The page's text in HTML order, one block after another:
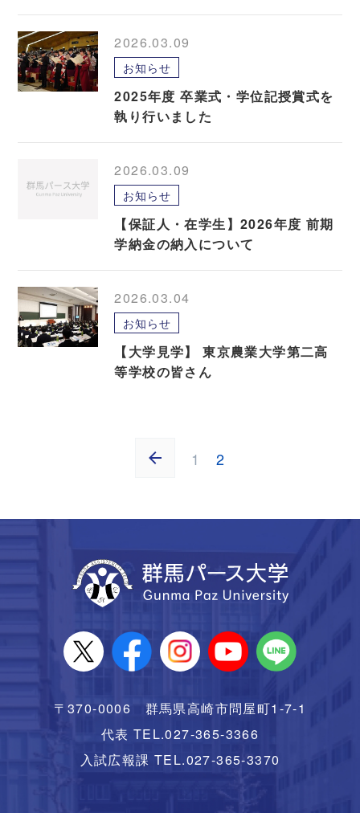
2026.03.09
お知らせ
2025年度 卒業式・学位記授賞式を
執り行いました
2026.03.09
お知らせ
【保証人・在学生】2026年度 前期
学納金の納入について
2026.03.04
お知らせ
【大学見学】 東京農業大学第二高
等学校の皆さん
1 2
〒370-0006 群馬県高崎市問屋町1-7-1
代表 TEL.027-365-3366
入試広報課 TEL.027-365-3370